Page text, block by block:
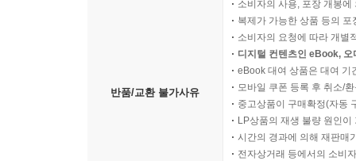
반품/교환 불가사유
소비자의 사용, 포장 개봉
복제가 가능한 상품 등의
소비자의 요청에 따라 개별
디지털 컨텐츠인 eBook,
eBook 대여 상품은 대여 기
모바일 쿠폰 등록 후 취소/
중고상품이 구매확정(자동
LP상품의 재생 불량 원인
시간의 경과에 의해 재판매
전자상거래 등에서의 소비